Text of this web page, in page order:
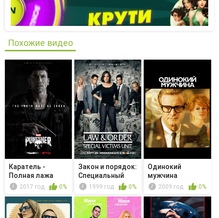
Похожие видео
Каратель -
Полная лажа
2017 год 0%
Закон и порядок:
Специальный
корпус -...
1999 год 0%
Одинокий
мужчина
2009 год 0%